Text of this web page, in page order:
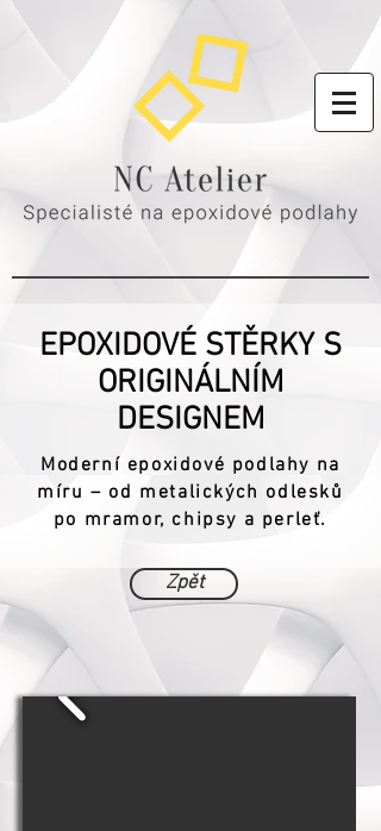
EPOXIDOVÉ STĚRKY S
ORIGINÁLNÍM
DESIGNEM
Moderní epoxidové podlahy na
míru – od metalických odlesků
po mramor, chipsy a perleť.
Zpět